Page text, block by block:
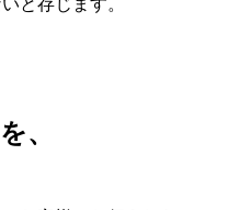
、